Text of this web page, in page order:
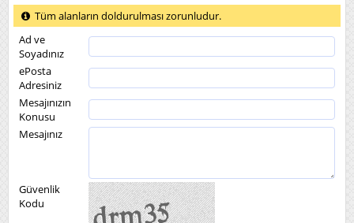
Tüm alanların doldurulması zorunludur.
Ad ve
Soyadınız
ePosta
Adresiniz
Mesajınızın
Konusu
Mesajınız
Güvenlik
Kodu